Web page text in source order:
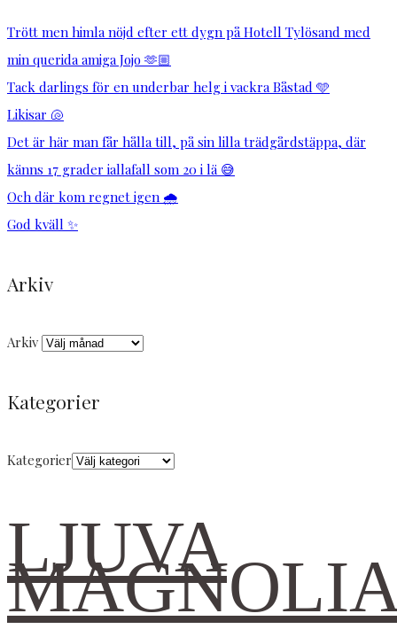
Trött men himla nöjd efter ett dygn på Hotell Tylösand med
min querida amiga Jojo 🫶🏼
Tack darlings för en underbar helg i vackra Båstad 🩵
Likisar 🐚
Det är här man får hålla till, på sin lilla trädgårdstäppa, där
känns 17 grader iallafall som 20 i lä 😅
Och där kom regnet igen 🌧️
God kväll ✨
Arkiv
Arkiv
Kategorier
Kategorier
LJUVA